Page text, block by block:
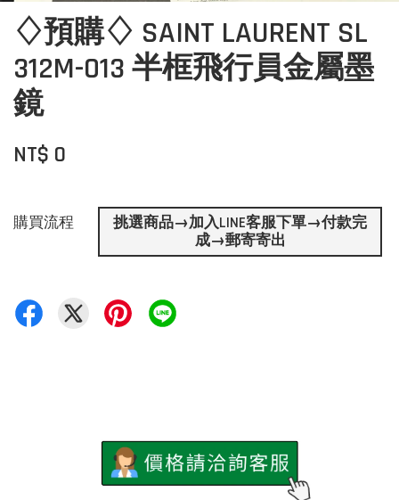
♢預購♢ SAINT LAURENT SL
312M-013 半框飛行員金屬墨
鏡
NT$ 0
購買流程
挑選商品→加入LINE客服下單→付款完
成→郵寄寄出